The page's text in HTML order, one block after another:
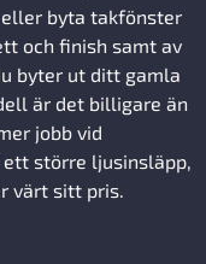
byta takfönster
och finish samt av
byter ut ditt gamla
är det billigare än
jobb vid
större ljusinsläpp,
värt sitt pris.